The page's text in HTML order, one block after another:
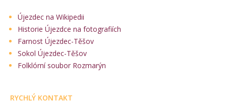
Újezdec na Wikipedii
Historie Újezdce na fotografiích
Farnost Újezdec-Těšov
Sokol Újezdec-Těšov
Folklórní soubor Rozmarýn
RYCHLÝ KONTAKT